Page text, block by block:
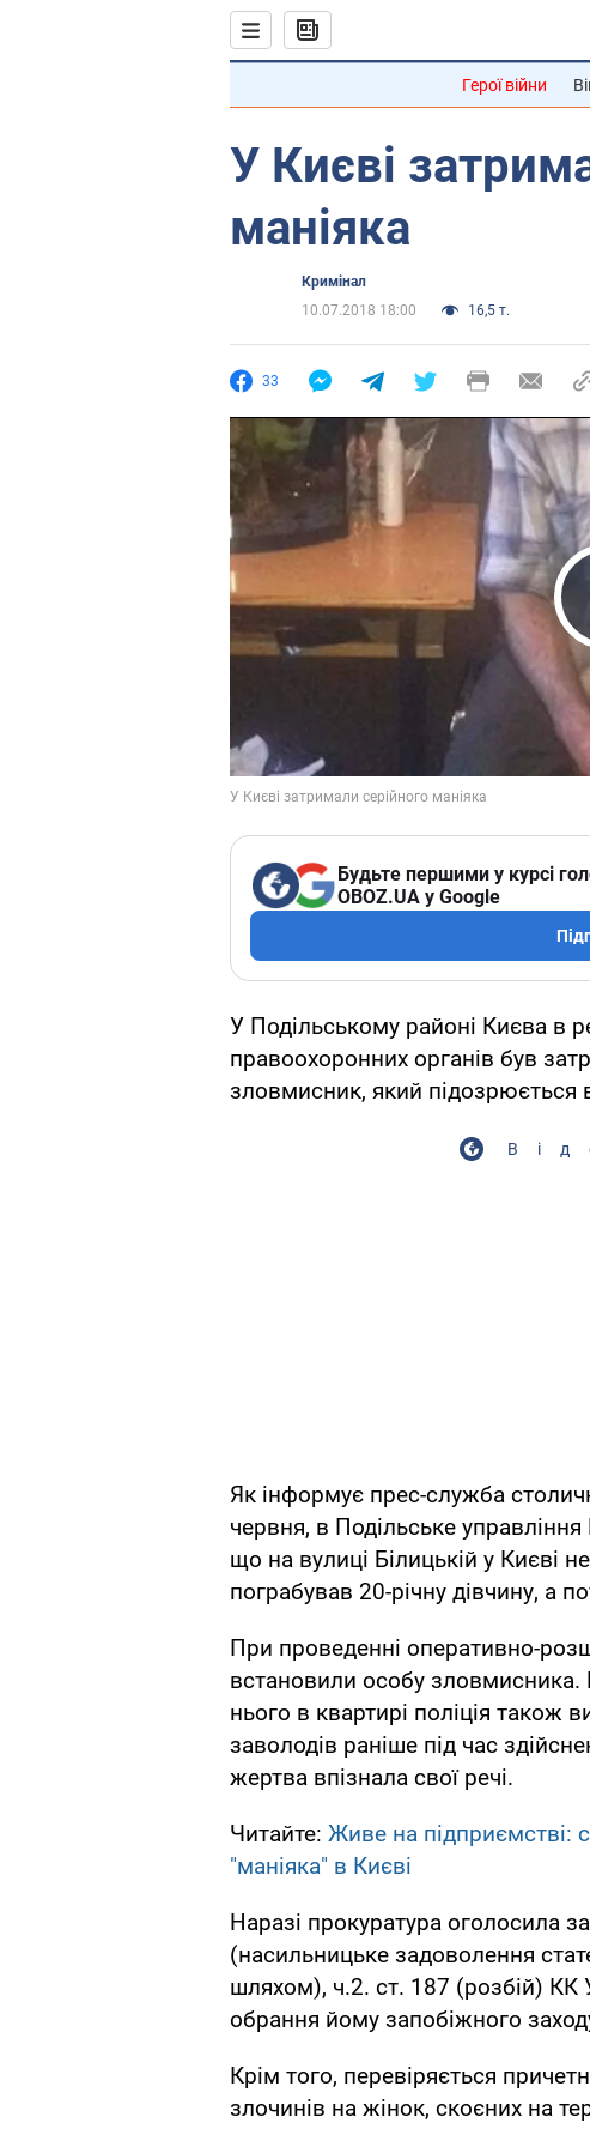
Герої війни
У Києві
маніяка
Кримінал
10.07.2018 18:00
16,5 т.
33
Будьте першими у курсі
OBOZ.UA у Google
У Подільському районі Києва в
правоохоронних органів був
зловмисник, який підозрюється
Як інформує прес-служба
червня, в Подільське
що на вулиці Білицькій у Києві
пограбував 20-річну дівчину, а
При проведенні оперативно-
встановили особу
нього в квартирі поліція також
заволодів раніше під час
жертва впізнала свої речі.
Читайте: Живе на підприємстві:
"маніяка" в Києві
Наразі прокуратура оголосила
(насильницьке задоволення
шляхом), ч.2. ст. 187 (розбій) КК
обрання йому запобіжного
Крім того, перевіряється
злочинів на жінок, скоєних на